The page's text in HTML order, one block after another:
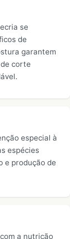
se
de
garantem
corte
especial à
espécies
e produção de
a nutrição